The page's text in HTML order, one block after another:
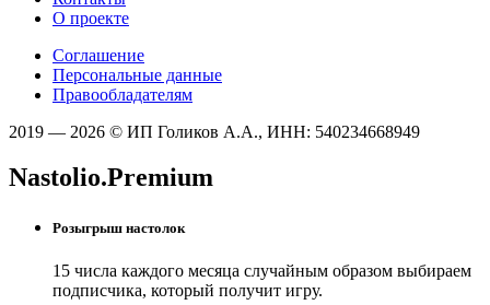
О проекте
Соглашение
Персональные данные
Правообладателям
2019 — 2026 © ИП Голиков А.А., ИНН: 540234668949
Nastolio.Premium
Розыгрыш настолок
15 числа каждого месяца случайным образом выбираем
подписчика, который получит игру.